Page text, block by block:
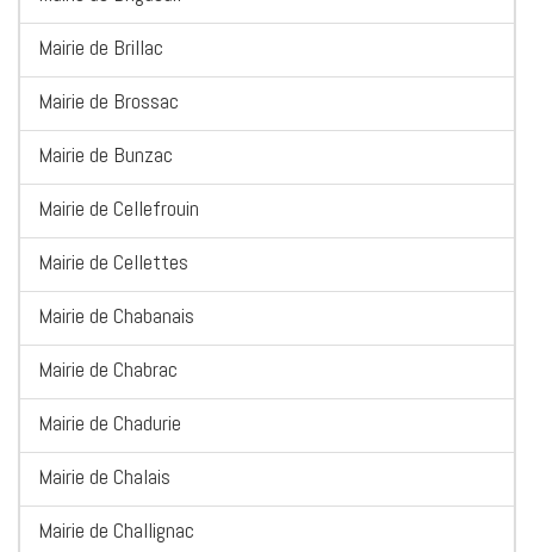
Mairie de Brillac
Mairie de Brossac
Mairie de Bunzac
Mairie de Cellefrouin
Mairie de Cellettes
Mairie de Chabanais
Mairie de Chabrac
Mairie de Chadurie
Mairie de Chalais
Mairie de Challignac